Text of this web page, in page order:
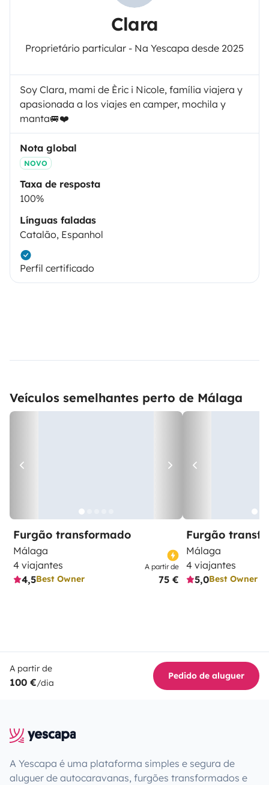
Clara
Proprietário particular - Na Yescapa desde 2025
Soy Clara, mami de Èric i Nicole, família viajera y
apasionada a los viajes en camper, mochila y
manta🚐❤️
Nota global
NOVO
Taxa de resposta
100%
Línguas faladas
Catalão, Espanhol
Perfil certificado
Veículos semelhantes perto de Málaga
Furgão transformado
Málaga
4 viajantes
4,5Best Owner
A partir de
75 €
Furgão
Málaga
4 viajantes
5,0Best Owner
A partir de
100 €/dia
Pedido de aluguer
A Yescapa é uma plataforma simples e segura de
aluguer de autocaravanas, furgões transformados e